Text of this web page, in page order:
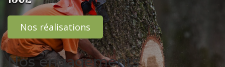
Nos réalisations
Nos engagements